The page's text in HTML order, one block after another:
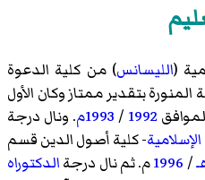
(الليسانس) من كلية الدعوة
بتقدير ممتاز وكان الأول
1992
/1993م . ونال درجة
- كلية أصول الدين قسم
/
1996م. ثم نال درجةالدكتوراه